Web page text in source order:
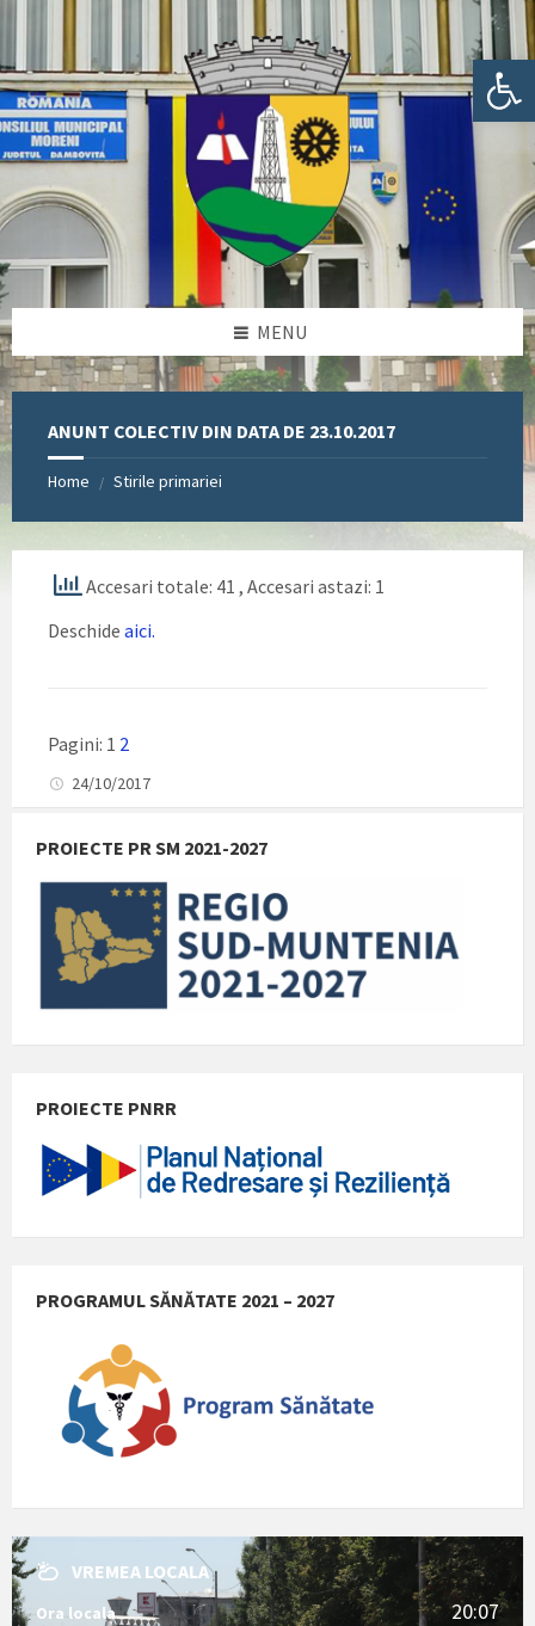
Deschide bara de unelte
sidebar
sidebar
MENU
ANUNT COLECTIV DIN DATA DE 23.10.2017
Home / Stirile primariei
Accesari totale: 41 , Accesari astazi: 1
Deschide aici.
Pagini: 1 2
24/10/2017
PROIECTE PR SM 2021-2027
PROIECTE PNRR
PROGRAMUL SĂNĂTATE 2021 – 2027
VREMEA LOCALA
Ora locala 20:07